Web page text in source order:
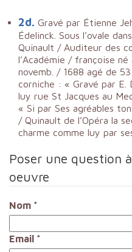
2d. Gravé par Étienne
Édelinck. Sous l’ovale
Quinault / Auditeur des
l’Académie / françoise
novemb. / 1688 agé de
corniche : « Gravé par E.
luy rue St Jacques au
« Si par Ses agréables
/ Quinault de l’Opéra la
charme comme luy par
Poser une question
oeuvre
Nom *
Email *